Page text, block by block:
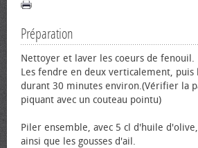
Préparation
Nettoyer et laver les coeurs de fenouil.
Les fendre en deux verticalement, puis
durant 30 minutes environ.(Vérifier la
piquant avec un couteau pointu)
Piler ensemble, avec 5 cl d'huile
ainsi que les gousses d'ail.